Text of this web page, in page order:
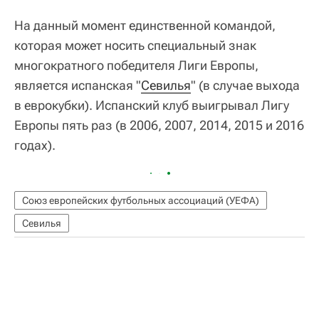
На данный момент единственной командой,
которая может носить специальный знак
многократного победителя Лиги Европы,
является испанская "Севилья" (в случае выхода
в еврокубки). Испанский клуб выигрывал Лигу
Европы пять раз (в 2006, 2007, 2014, 2015 и 2016
годах).
Союз европейских футбольных ассоциаций (УЕФА)
Севилья